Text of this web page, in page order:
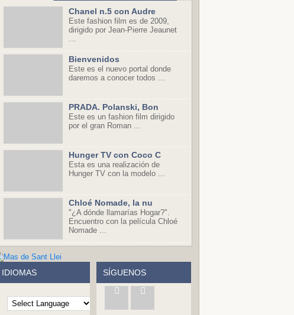
Chanel n.5 con Audre
Este fashion film es de 2009,
dirigido por Jean-Pierre Jeaunet
...
Bienvenidos
Este es el nuevo portal donde
daremos a conocer todos ...
PRADA. Polanski, Bon
Este es un fashion film dirigido
por el gran Roman ...
Hunger TV con Coco C
Esta es una realización de
Hunger TV con la modelo ...
Chloé Nomade, la nu
"¿A dónde llamarías Hogar?".
Encuentro con la película Chloé
Nomade ...
IDIOMAS SÍGUENOS